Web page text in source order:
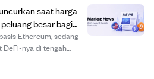
saat harga
besar bagi
Ethereum, sedang
nya di tengah
hingga $10.000